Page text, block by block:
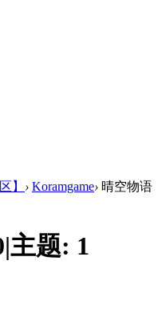
】 › Koramgame› 晴空物语
|主题: 1